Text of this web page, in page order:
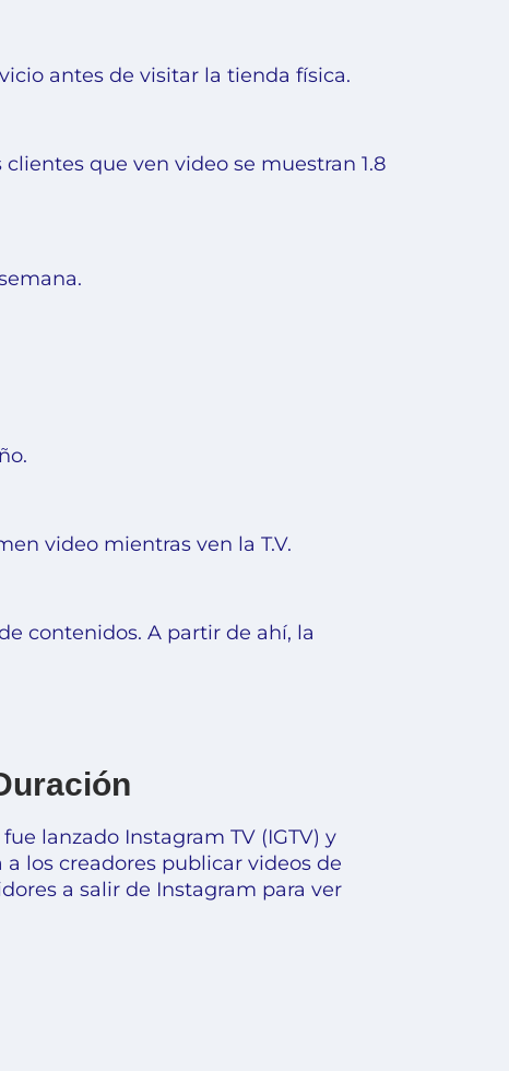
antes de visitar la tienda física.
que ven video se muestran 1.8
video mientras ven la T.V.
contenidos. A partir de ahí, la
lanzado Instagram TV (IGTV) y
los creadores publicar videos de
a salir de Instagram para ver